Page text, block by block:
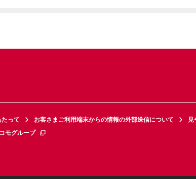
って お客さまご利用端末からの情報の外部送信について
見
モグループ